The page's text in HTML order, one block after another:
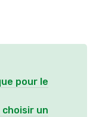
pour le
un